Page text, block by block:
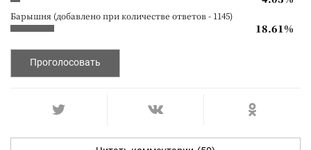
Барышня (добавлено при количестве ответов - 1145)
18.61%
Проголосовать